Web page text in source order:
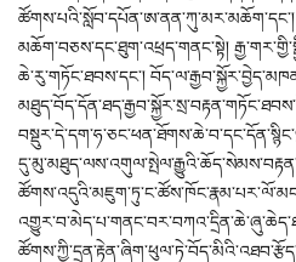
མཆོག་བཅས་དང་ཐུག་འཕྲད་གནང་སྟེ།
ཆེ་རུ་གཏོང་ཐབས་དང་།